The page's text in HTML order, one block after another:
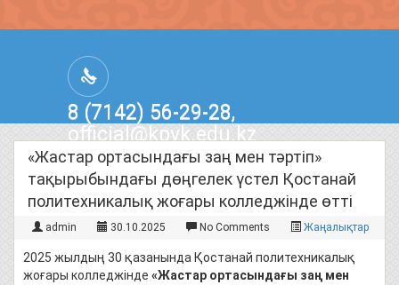
8 (7142) 56-29-28,
official@kpvk.edu.kz
г.Костанай, Проспект Кобыланды
Батыра, 3
«Жастар ортасындағы заң мен тәртіп»
тақырыбындағы дөңгелек үстел Қостанай
политехникалық жоғары колледжінде өтті
admin 30.10.2025 No Comments Жаңалықтар
2025 жылдың 30 қазанында Қостанай политехникалық
жоғары колледжінде «Жастар ортасындағы заң мен